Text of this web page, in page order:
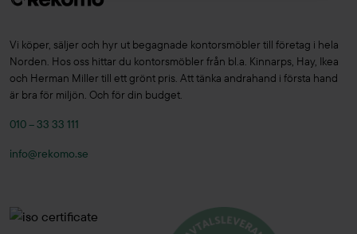
Vi köper, säljer och hyr ut begagnade kontorsmöbler till företag i hela
Norden. Hos oss hittar du kontorsmöbler från bl.a. Kinnarps, Hay, Ikea
och Herman Miller till ett grönt pris. Att tänka andrahand i första hand
är bra för miljön. Och för din budget.
010 – 33 33 111
info@rekomo.se